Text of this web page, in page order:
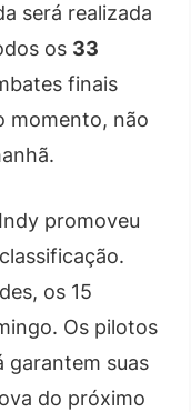
será realizada
os 33
finais
momento, não
promoveu
os 15
Os pilotos
garantem suas
do próximo